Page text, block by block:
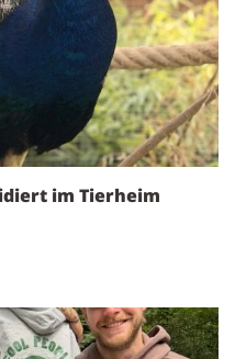
im Tierheim